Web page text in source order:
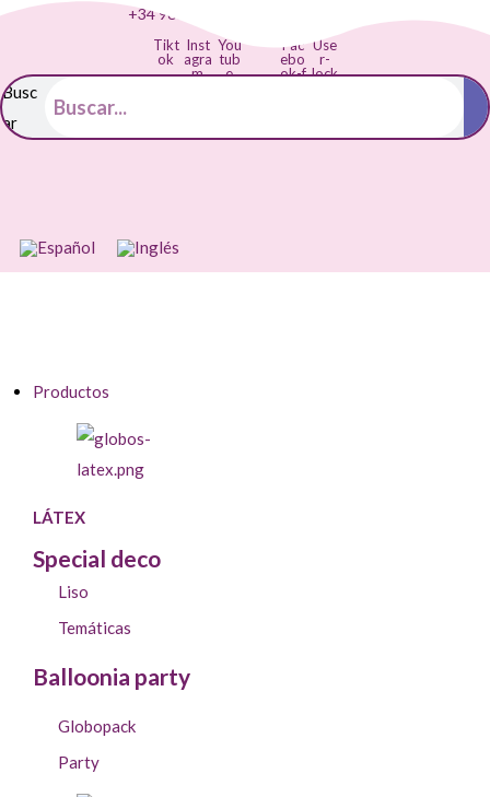
+34 968 895 287
Tikt
ok
Inst
agra
m
You
tub
e
Fac
ebo
ok-f
Use
r-
lock
Busc
ar
Productos
LÁTEX
Special deco
Liso
Temáticas
Balloonia party
Globopack
Party